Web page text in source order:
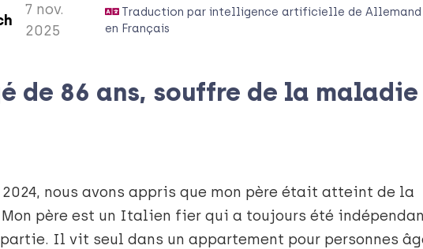
7 nov.
2025
Traduction par intelligence artificielle deAllemand
en Français
de 86 ans, souffre de la maladie
2024, nous avons appris que mon père était atteint de la
père est un Italien fier qui a toujours été
Il vit seul dans un appartement pour personnes